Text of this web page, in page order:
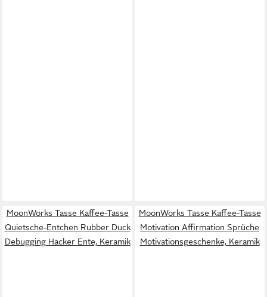
MoonWorks Tasse Kaffee-Tasse
Quietsche-Entchen Rubber Duck
Debugging Hacker Ente, Keramik
MoonWorks Tasse Kaffee-Tasse
Motivation Affirmation Sprüche
Motivationsgeschenke, Keramik